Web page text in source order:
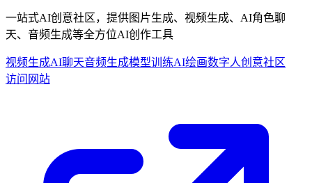
一站式AI创意社区，提供图片生成、视频生成、AI角色聊
天、音频生成等全方位AI创作工具
视频生成AI聊天音频生成模型训练AI绘画数字人创意社区
访问网站